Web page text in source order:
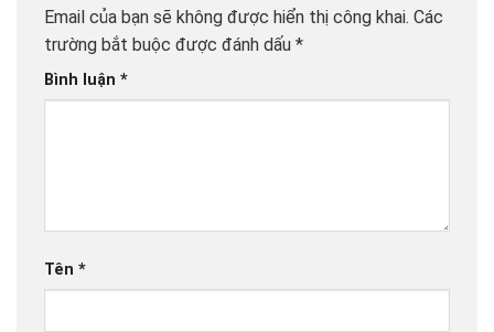
Email của bạn sẽ không được hiển thị công khai. Các
trường bắt buộc được đánh dấu *
Bình luận *
Tên *